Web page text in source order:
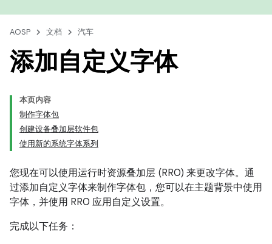
AOSP 文档 汽车
添加自定义字体
本页内容
制作字体包
创建设备叠加层软件包
使用新的系统字体系列
您现在可以使用运行时资源叠加层 (RRO) 来更改字体。通
过添加自定义字体来制作字体包，您可以在主题背景中使用
字体，并使用 RRO 应用自定义设置。
完成以下任务：